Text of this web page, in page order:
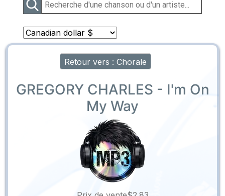
Retour vers : Chorale
GREGORY CHARLES - I'm On
My Way